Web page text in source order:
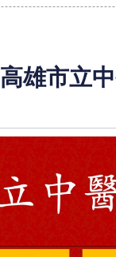
高雄市立